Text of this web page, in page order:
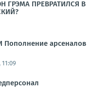
ГРЭМА ПРЕВРАТИЛСЯ В
арсеналов